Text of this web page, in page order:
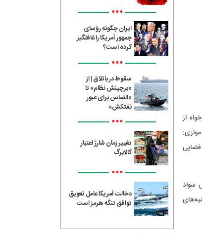
از
فضایی
سواد
•••
ایران چگونه رؤسای
جمهور آمریکا را غافلگیر
کرده است؟
•••
سقوط در باتلاق | از
«برچینش نظام» تا
«التماس برای عبور
نفتکش»
•••
تغییر زمان شارژ اعتبار
کالابرگ
•••
دخالت آمریکا عامل تعویق
توافق تنگه هرمز است